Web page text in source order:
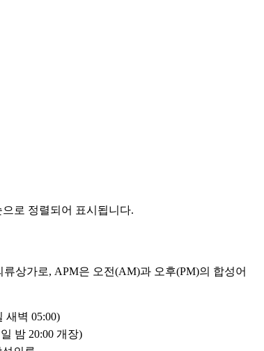
로 정렬되어 표시됩니다.
상가로, APM은 오전(AM)과 오후(PM)의 합성어
새벽 05:00)
밤 20:00 개장)